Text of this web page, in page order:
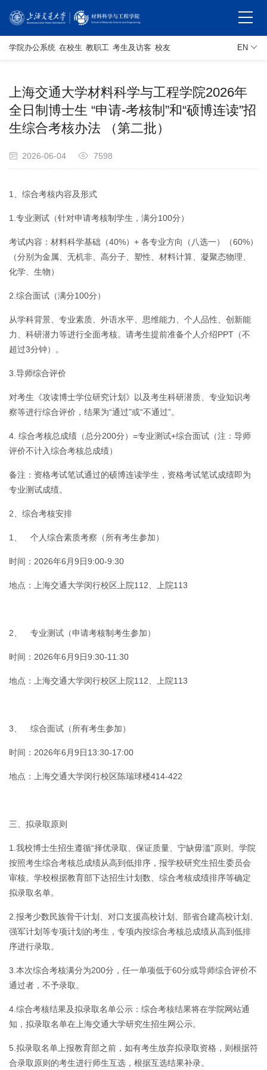
学院办公系统 在校生 教职工 考生及访客 校友 EN
上海交通大学材料科学与工程学院2026年
全日制博士生 “申请-考核制”和“硕博连读”招
生综合考核办法 （第二批）
2026-06-04 7598
1、综合考核内容及形式
1.专业测试（针对申请考核制学生， 满分100分）
考试内容：材料科学基础（40%）+ 各专业方向（八选一）（60%）
（分别为金属、无机非、高分子、塑性、材料计算、凝聚态物理、
化学、生物）
2.综合面试（满分100分）
从学科背景、专业素质、外语水平、思维能力、个人品性、创新能
力、科研潜力等进行全面考核。请考生提前准备个人介绍PPT（不
超过3分钟）。
3.导师综合评价
对考生《攻读博士学位研究计划》以及考生科研潜质、专业知识考
察等进行综合评价，结果为“通过”或“不通过”。
4. 综合考核总成绩（总分200分）=专业测试+综合面试（注：导师
评价不计入综合考核总成绩）
备注：资格考试笔试通过的硕博连读学生，资格考试笔试成绩即为
专业测试成绩。
2、综合考核安排
1、 个人综合素质考察（所有考生参加）
时间：2026年6月9日9:00-9:30
地点：上海交通大学闵行校区 上院112、上院113
2、 专业测试（申请考核制考生参加）
时间：2026年6月9日9:30-11:30
地点：上海交通大学闵行校区上院112、上院113
3、 综合面试（所有考生参加）
时间：2026年6月9日13:30-17:00
地点：上海交通大学闵行校区陈瑞球楼414-422
三、拟录取原则
1.我校博士生招生遵循“择优录取、保证质量、宁缺毋滥”原则。学院
按照考生综合考核总成绩从高到低排序，报学校研究生招生委员会
审核。学校根据教育部下达招生计划数、综合考核成绩排序等确定
拟录取名单。
2.报考少数民族骨干计划、对口支援高校计划、部省合建高校计划、
强军计划等专项计划的考生，专项内按综合考核总成绩从高到低排
序进行录取。
3.本次综合考核满分为200分，任一单项低于60分或导师综合评价不
通过者，不予录取。
4.综合考核结果及拟录取名单公示：综合考核结果将在学院网站通
知，拟录取名单在上海交通大学研究生招生网公示。
5.拟录取名单上报教育部之前，如有考生放弃拟录取资格，则根据符
合录取原则的考生进行师生互选，根据互选结果补录。